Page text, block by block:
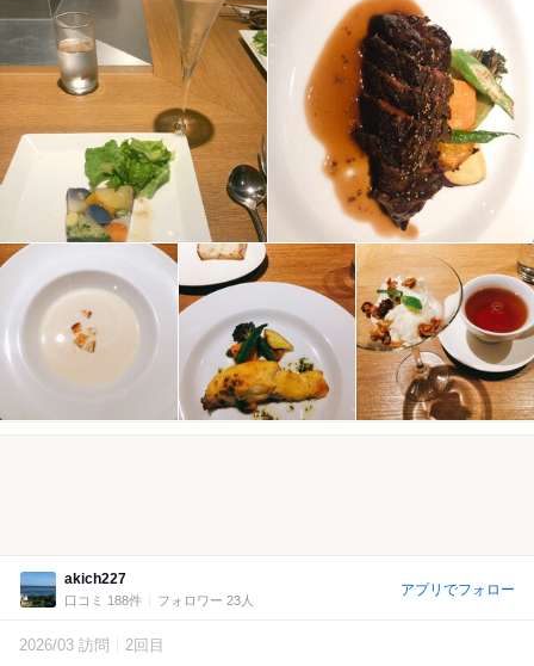
akich227
口コミ 188件 フォロワー 23人
アプリでフォロー
2026/03 訪問 2回目